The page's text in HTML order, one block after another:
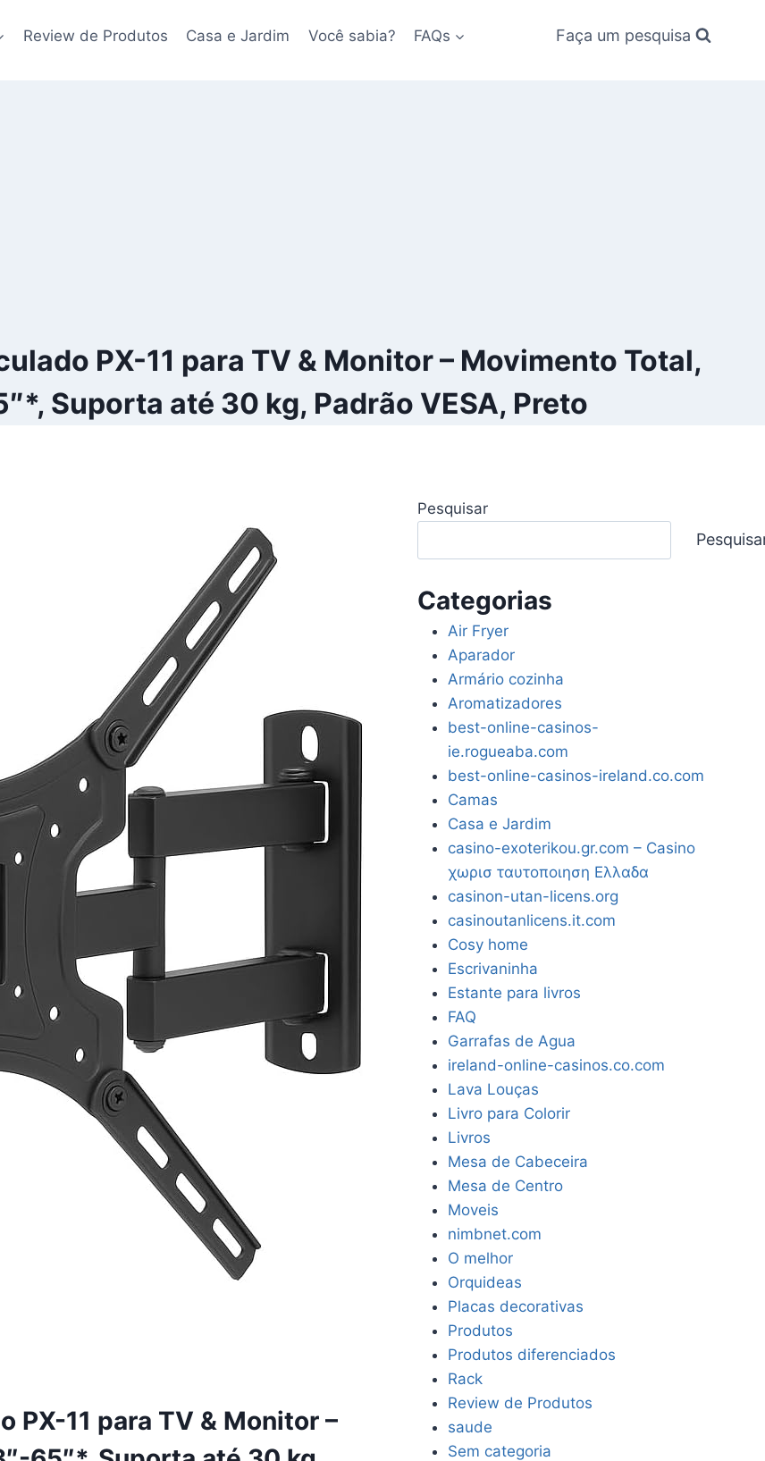
Review de Produtos Casa e Jardim Você sabia? FAQs Faça um pesquisa
PX-11 para TV & Monitor – Movimento Total,
Suporta até 30 kg, Padrão VESA, Preto
11 para TV & Monitor –
Pesquisar
Categorias
Air Fryer
Aparador
Armário cozinha
Aromatizadores
best-online-casinos-
ie.rogueaba.com
best-online-casinos-ireland.co.com
Camas
Casa e Jardim
casino-exoterikou.gr.com – Casino
χωρισ ταυτοποιηση Ελλαδα
casinon-utan-licens.org
casinoutanlicens.it.com
Cosy home
Escrivaninha
Estante para livros
FAQ
Garrafas de Agua
ireland-online-casinos.co.com
Lava Louças
Livro para Colorir
Livros
Mesa de Cabeceira
Mesa de Centro
Moveis
nimbnet.com
O melhor
Orquideas
Placas decorativas
Produtos
Produtos diferenciados
Rack
Review de Produtos
saude
Sem categoria